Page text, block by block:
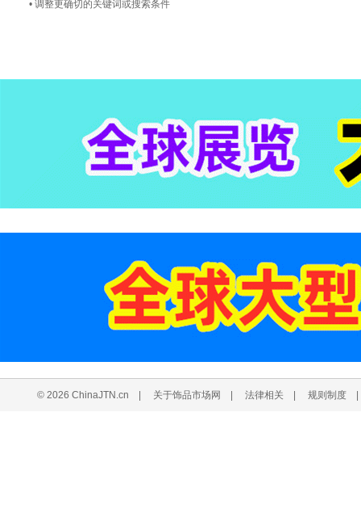
• 调整更确切的关键词或搜索条件
© 2026 ChinaJTN.cn 关于饰品市场网 法律相关 规则制度